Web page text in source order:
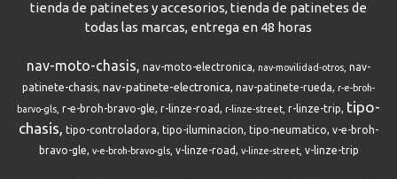
tienda de patinetes y accesorios, tienda de patinetes de
todas las marcas, entrega en 48 horas
nav-moto-chasis nav-moto-electronica nav-movilidad-otros nav-
patinete-chasis nav-patinete-electronica nav-patinete-rueda
r-e-broh-
barvo-gls r-e-broh-bravo-gle r-linze-road r-linze-street r-linze-trip
tipo-
chasis
tipo-controladora tipo-iluminacion tipo-neumatico v-e-broh-
bravo-gle v-e-broh-bravo-gls v-linze-road v-linze-street v-linze-trip